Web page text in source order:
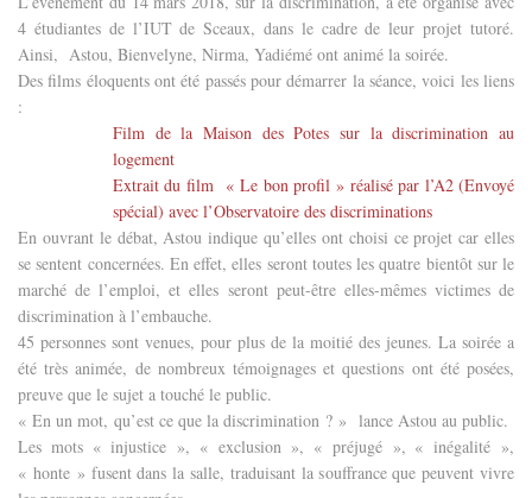
4 étudiantes de l’IUT de Sceaux, dans le cadre de leur projet tutoré.
Ainsi,
Astou, Bienvelyne, Nirma, Yadiémé ont animé la soirée.
Des films éloquents ont été passés pour démarrer la séance, voici les liens
:
Film de la Maison des Potes sur la discrimination au
logement
Extrait du film
« Le bon profil » réalisé par l’A2 (Envoyé
spécial) avec l’Observatoire des discriminations
En ouvrant le débat, Astou indique qu’elles ont choisi ce projet car elles
se sentent concernées. En effet, elles seront toutes les quatre bientôt sur le
marché de l’emploi, et elles seront peut-être elles-mêmes victimes de
discrimination à l’embauche.
45 personnes sont venues, pour plus de la moitié des jeunes. La soirée a
été très animée, de nombreux témoignages et questions ont été posées,
preuve que le sujet a touché le public.
« En un mot, qu’est ce que la discrimination ? »
lance Astou au public.
Les mots « injustice », « exclusion », « préjugé », « inégalité »,
« honte » fusent dans la salle, traduisant la souffrance que peuvent vivre